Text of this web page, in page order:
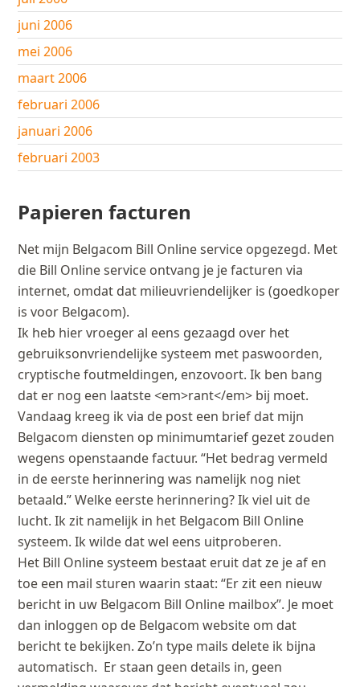
juni 2006
mei 2006
maart 2006
februari 2006
januari 2006
februari 2003
Papieren facturen
Net mijn Belgacom Bill Online service opgezegd. Met
die Bill Online service ontvang je je facturen via
internet, omdat dat milieuvriendelijker is (goedkoper
is voor Belgacom).
Ik heb hier vroeger al eens gezaagd over het
gebruiksonvriendelijke systeem met paswoorden,
cryptische foutmeldingen, enzovoort. Ik ben bang
dat er nog een laatste <em>rant</em> bij moet.
Vandaag kreeg ik via de post een brief dat mijn
Belgacom diensten op minimumtarief gezet zouden
wegens openstaande factuur. “Het bedrag vermeld
in de eerste herinnering was namelijk nog niet
betaald.” Welke eerste herinnering? Ik viel uit de
lucht. Ik zit namelijk in het Belgacom Bill Online
systeem. Ik wilde dat wel eens uitproberen.
Het Bill Online systeem bestaat eruit dat ze je af en
toe een mail sturen waarin staat: “Er zit een nieuw
bericht in uw Belgacom Bill Online mailbox”. Je moet
dan inloggen op de Belgacom website om dat
bericht te bekijken. Zo’n type mails delete ik bijna
automatisch. Er staan geen details in, geen